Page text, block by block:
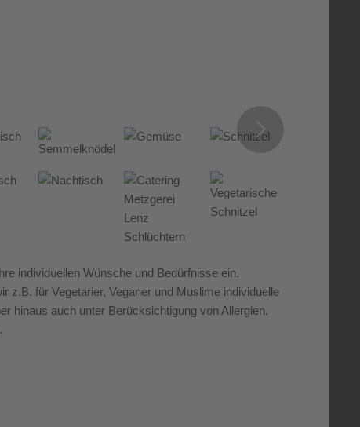
individuellen Wünsche und Bedürfnisse ein.
z.B. für Vegetarier, Veganer und Muslime individuelle
hinaus auch unter Berücksichtigung von Allergien.